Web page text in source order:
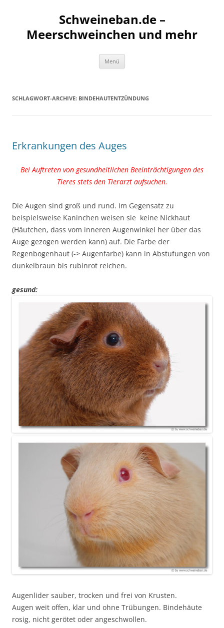
Schweineban.de –
Meerschweinchen und mehr
Menü
SCHLAGWORT-ARCHIVE: BINDEHAUTENTZÜNDUNG
Erkrankungen des Auges
Bei Auftreten von gesundheitlichen Beeinträchtigungen des
Tieres stets den Tierarzt aufsuchen.
Die Augen sind groß und rund. Im Gegensatz zu
beispielsweise Kaninchen weisen sie keine Nickhaut
(Häutchen, dass vom inneren Augenwinkel her über das
Auge gezogen werden kann) auf. Die Farbe der
Regenbogenhaut (-> Augenfarbe) kann in Abstufungen von
dunkelbraun bis rubinrot reichen.
gesund:
Augenlider sauber, trocken und frei von Krusten.
Augen weit offen, klar und ohne Trübungen. Bindehäute
rosig, nicht gerötet oder angeschwollen.